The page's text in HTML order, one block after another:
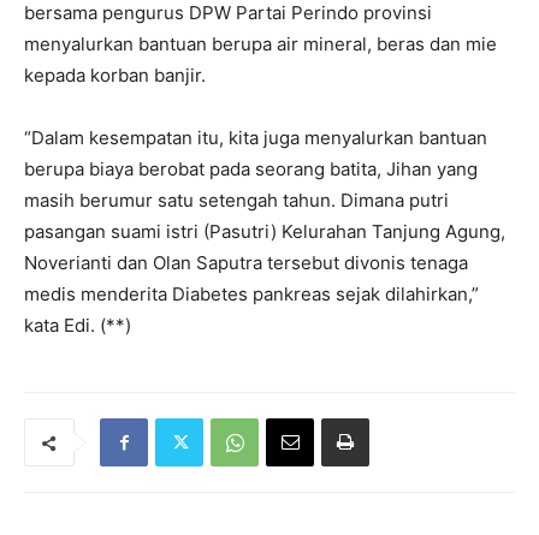
bersama pengurus DPW Partai Perindo provinsi
menyalurkan bantuan berupa air mineral, beras dan mie
kepada korban banjir.
“Dalam kesempatan itu, kita juga menyalurkan bantuan
berupa biaya berobat pada seorang batita, Jihan yang
masih berumur satu setengah tahun. Dimana putri
pasangan suami istri (Pasutri) Kelurahan Tanjung Agung,
Noverianti dan Olan Saputra tersebut divonis tenaga
medis menderita Diabetes pankreas sejak dilahirkan,”
kata Edi. (**)